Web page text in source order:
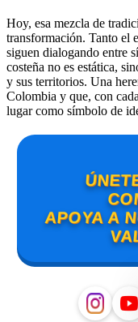
Hoy, esa mezcla de
transformación. Tanto el
siguen dialogando entre
costeña no es estática,
y sus territorios. Una
Colombia y que, con
lugar como símbolo de
APOYA A